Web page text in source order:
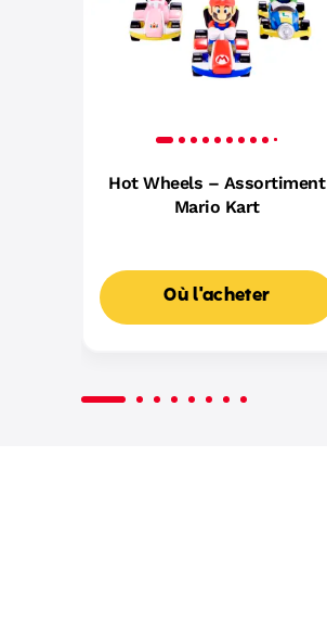
Hot Wheels – Assortiment
Mario Kart
Où l'acheter